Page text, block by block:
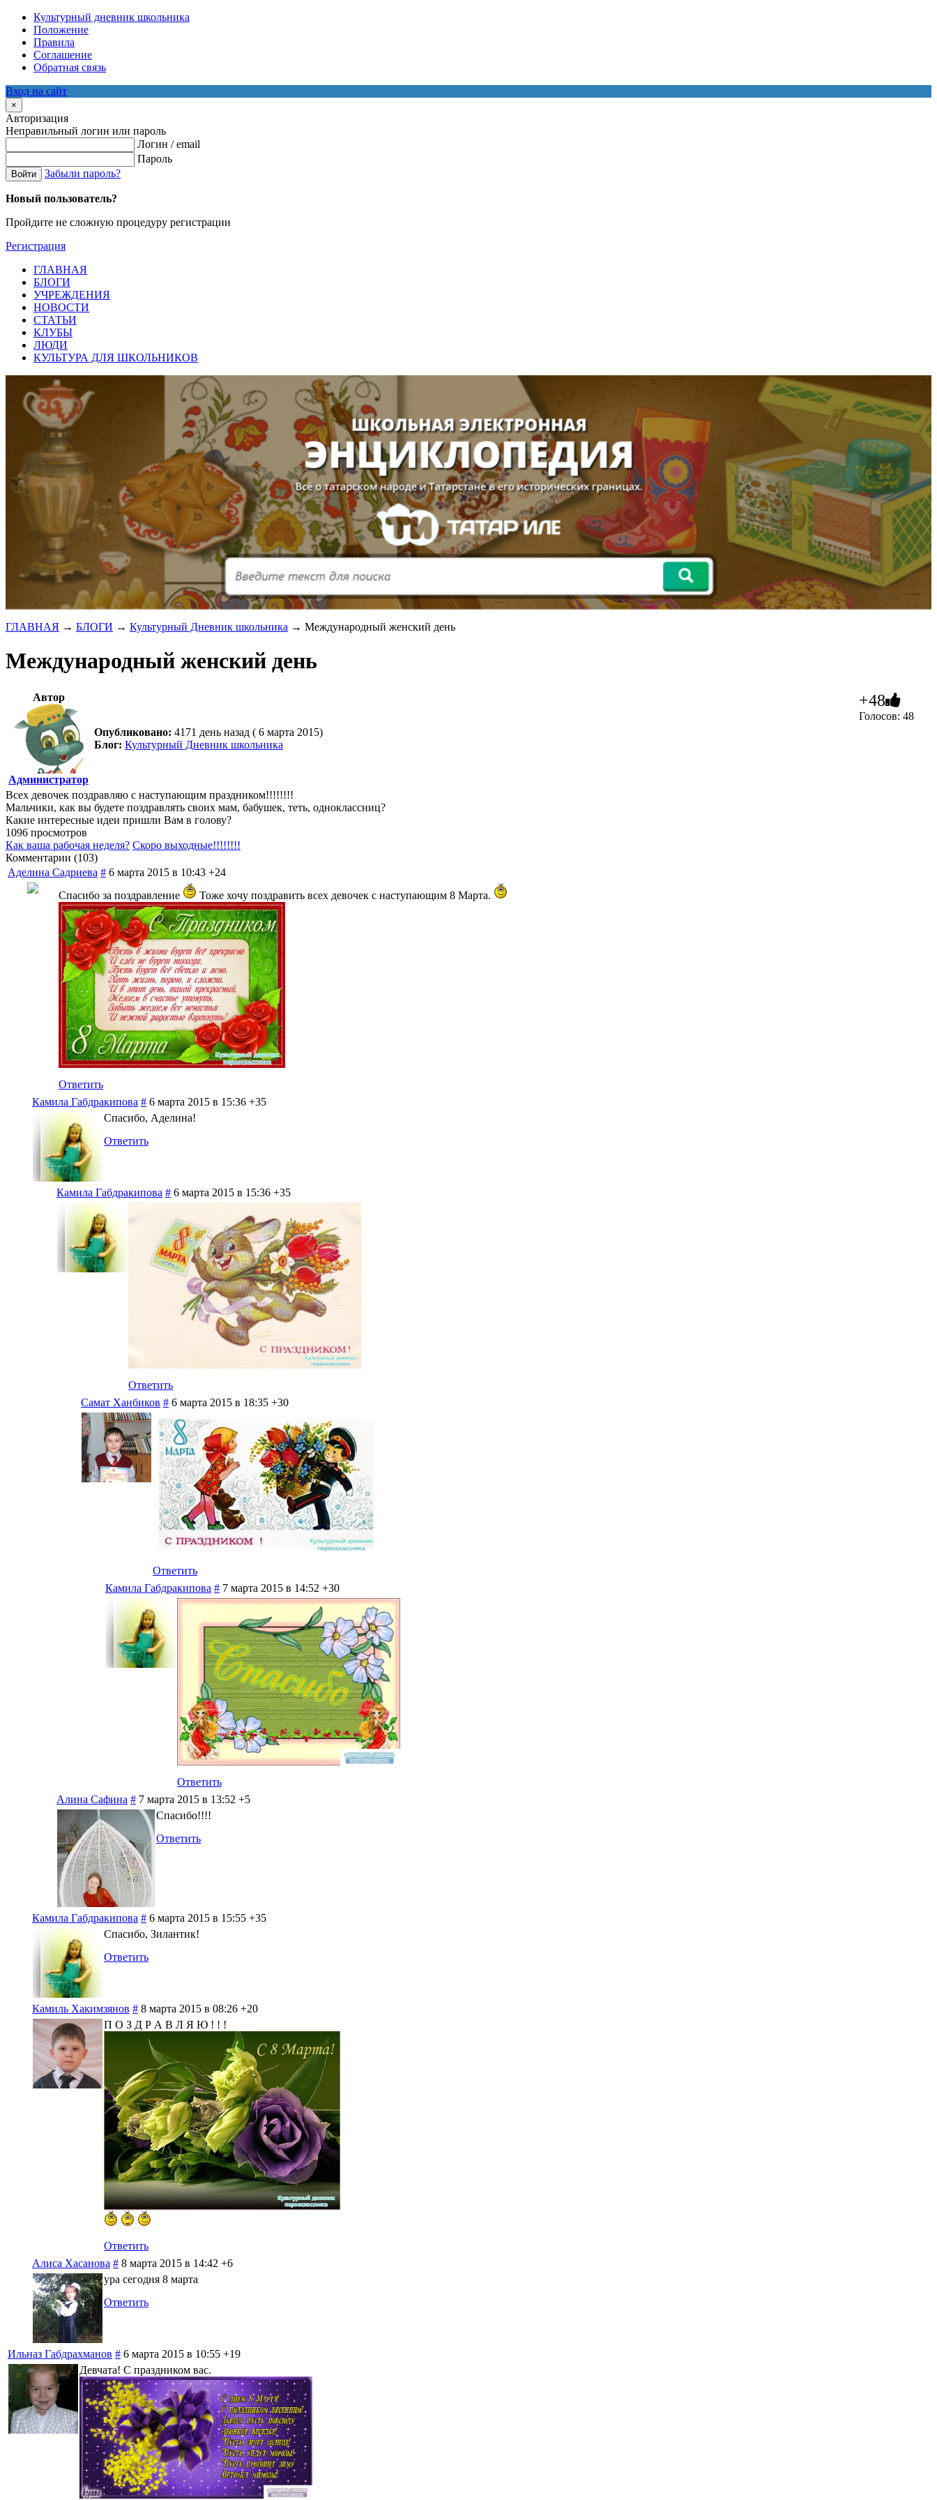
Культурный дневник школьника
Положение
Правила
Соглашение
Обратная связь
Вход на сайт
×
Авторизация
Неправильный логин или пароль
Логин / email
Пароль
Войти Забыли пароль?
Новый пользователь?
Пройдите не сложную процедуру регистрации
Регистрация
ГЛАВНАЯ
БЛОГИ
УЧРЕЖДЕНИЯ
НОВОСТИ
СТАТЬИ
КЛУБЫ
ЛЮДИ
КУЛЬТУРА ДЛЯ ШКОЛЬНИКОВ
ГЛАВНАЯ → БЛОГИ → Культурный Дневник школьника → Международный женский день
Международный женский день
Автор
Администратор
Опубликовано: 4171 день назад ( 6 марта 2015)
Блог: Культурный Дневник школьника
+48
Голосов: 48
Всех девочек поздравляю с наступающим праздником!!!!!!!!
Мальчики, как вы будете поздравлять своих мам, бабушек, теть, одноклассниц?
Какие интересные идеи пришли Вам в голову?
1096 просмотров
Как ваша рабочая неделя? Скоро выходные!!!!!!!!
Комментарии (103)
Аделина Садриева # 6 марта 2015 в 10:43 +24
Спасибо за поздравление
Тоже хочу поздравить всех девочек с наступающим 8 Марта.
Ответить
Камила Габдракипова # 6 марта 2015 в 15:36 +35
Спасибо, Аделина!
Ответить
Камила Габдракипова # 6 марта 2015 в 15:36 +35
Ответить
Самат Ханбиков # 6 марта 2015 в 18:35 +30
Ответить
Камила Габдракипова # 7 марта 2015 в 14:52 +30
Ответить
Алина Сафина # 7 марта 2015 в 13:52 +5
Спасибо!!!!
Ответить
Камила Габдракипова # 6 марта 2015 в 15:55 +35
Спасибо, Зилантик!
Ответить
Камиль Хакимзянов # 8 марта 2015 в 08:26 +20
П О З Д Р А В Л Я Ю ! ! !
Ответить
Алиса Хасанова # 8 марта 2015 в 14:42 +6
ура сегодня 8 марта
Ответить
Ильназ Габдрахманов # 6 марта 2015 в 10:55 +19
Девчата! С праздником вас.